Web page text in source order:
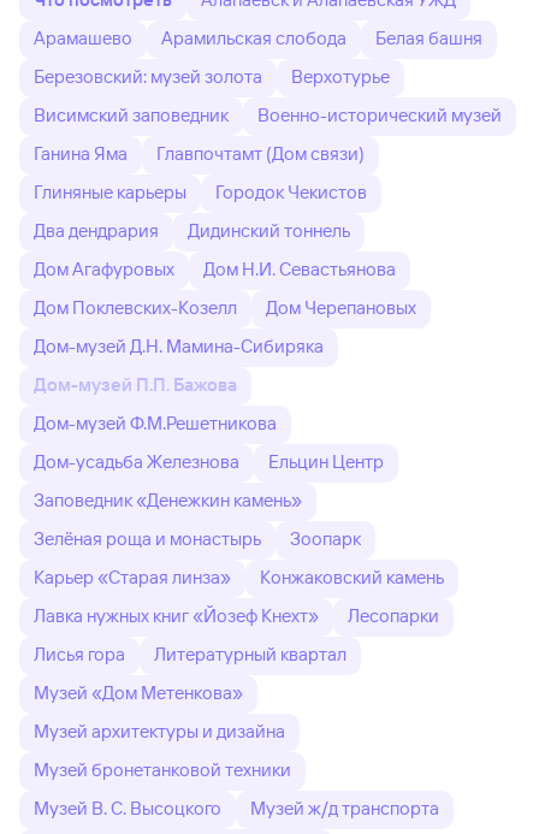
Арамашево
Арамильская слобода
Белая башня
Березовский: музей золота
Верхотурье
Висимский заповедник
Военно-исторический музей
Ганина Яма
Главпочтамт (Дом связи)
Глиняные карьеры
Городок Чекистов
Два дендрария
Дидинский тоннель
Дом Агафуровых
Дом Н.И. Севастьянова
Дом Поклевских-Козелл
Дом Черепановых
Дом-музей Д.Н. Мамина-Сибиряка
Дом-музей П.П. Бажова
Дом-музей Ф.М.Решетникова
Дом-усадьба Железнова
Ельцин Центр
Заповедник «Денежкин камень»
Зелёная роща и монастырь
Зоопарк
Карьер «Старая линза»
Конжаковский камень
Лавка нужных книг «Йозеф Кнехт»
Лесопарки
Лисья гора
Литературный квартал
Музей «Дом Метенкова»
Музей архитектуры и дизайна
Музей бронетанковой техники
Музей В. С. Высоцкого
Музей ж/д транспорта